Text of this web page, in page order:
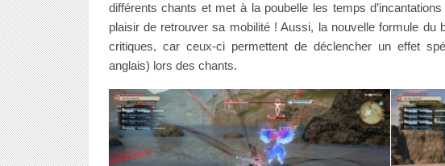
différents chants et met à la poubelle les temps
plaisir de retrouver sa mobilité ! Aussi, la nouvelle formule du
critiques, car ceux-ci permettent de déclencher un effet
anglais) lors des chants.